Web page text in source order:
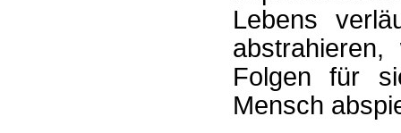
Lebens
Folgen für
Mensch